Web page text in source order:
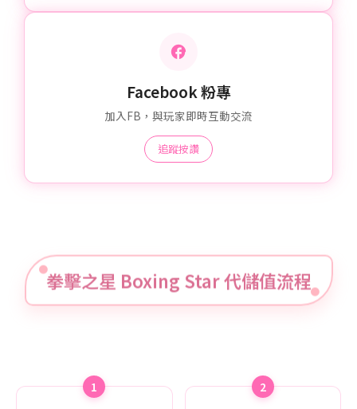
Facebook 粉專
加入FB，與玩家即時互動交流
追蹤按讚
拳擊之星 Boxing Star 代儲值流程
1 2